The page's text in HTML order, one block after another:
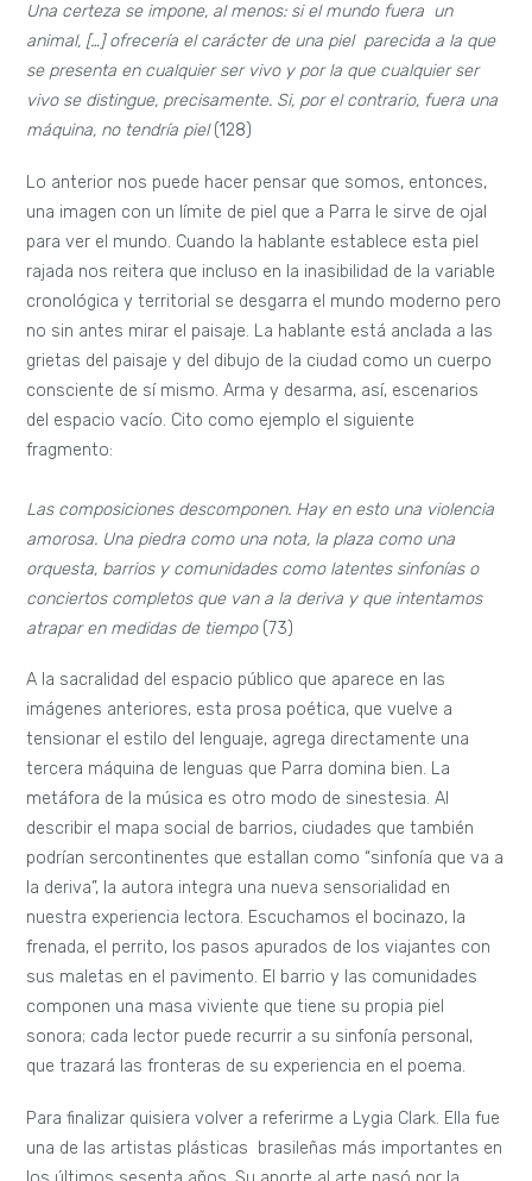
Una certeza se impone, al menos: si el mundo fuera un
animal, […] ofrecería el carácter de una piel parecida a la que
se presenta en cualquier ser vivo y por la que cualquier ser
vivo se distingue, precisamente. Si, por el contrario, fuera una
máquina, no tendría piel(128)
Lo anterior nos puede hacer pensar que somos, entonces,
una imagen con un límite de piel que a Parra le sirve de ojal
para ver el mundo. Cuando la hablante establece esta piel
rajada nos reitera que incluso en la inasibilidad de la variable
cronológica y territorial se desgarra el mundo moderno pero
no sin antes mirar el paisaje. La hablante está anclada a las
grietas del paisaje y del dibujo de la ciudad como un cuerpo
consciente de sí mismo. Arma y desarma, así, escenarios
del espacio vacío. Cito como ejemplo el siguiente
fragmento:
Las composiciones descomponen. Hay en esto una violencia
amorosa. Una piedra como una nota, la plaza como una
orquesta, barrios y comunidades como latentes sinfonías o
conciertos completos que van a la deriva y que intentamos
atrapar en medidas de tiempo(73)
A la sacralidad del espacio público que aparece en las
imágenes anteriores, esta prosa poética, que vuelve a
tensionar el estilo del lenguaje, agrega directamente una
tercera máquina de lenguas que Parra domina bien. La
metáfora de la música es otro modo de sinestesia. Al
describir el mapa social de barrios, ciudades que también
podrían sercontinentes que estallan como “sinfonía que va a
la deriva”, la autora integra una nueva sensorialidad en
nuestra experiencia lectora. Escuchamos el bocinazo, la
frenada, el perrito, los pasos apurados de los viajantes con
sus maletas en el pavimento. El barrio y las comunidades
componen una masa viviente que tiene su propia piel
sonora; cada lector puede recurrir a su sinfonía personal,
que trazará las fronteras de su experiencia en el poema.
Para finalizar quisiera volver a referirme a Lygia Clark. Ella fue
una de las artistas plásticas brasileñas más importantes en